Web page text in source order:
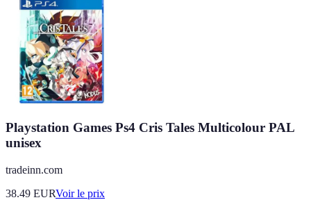
Playstation Games Ps4 Cris Tales Multicolour PAL
unisex
tradeinn.com
38.49 EURVoir le prix